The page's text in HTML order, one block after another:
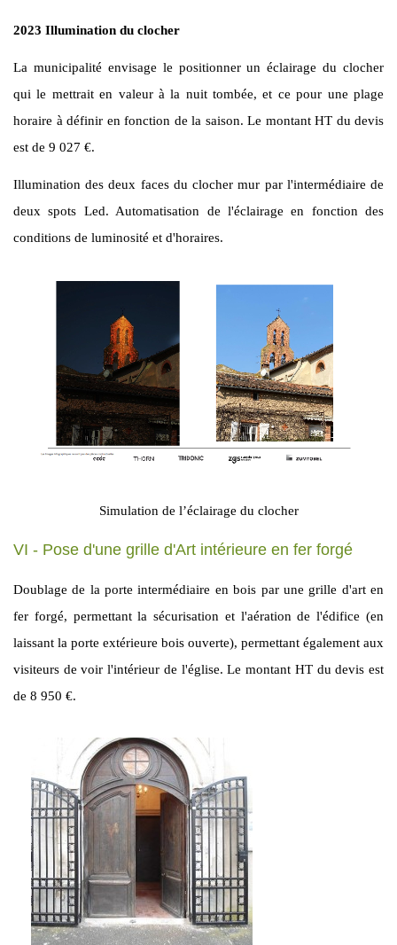
2023 Illumination du clocher
La municipalité envisage le positionner un éclairage du clocher
qui le mettrait en valeur à la nuit tombée, et ce pour une plage
horaire à définir en fonction de la saison. Le montant HT du devis
est de 9 027 €.
Illumination des deux faces du clocher mur par l'intermédiaire de
deux spots Led. Automatisation de l'éclairage en fonction des
conditions de luminosité et d'horaires.
Simulation de l’éclairage du clocher
VI - Pose d'une grille d'Art intérieure en fer forgé
Doublage de la porte intermédiaire en bois par une grille d'art en
fer forgé, permettant la sécurisation et l'aération de l'édifice (en
laissant la porte extérieure bois ouverte), permettant également aux
visiteurs de voir l'intérieur de l'église. Le montant HT du devis est
de 8 950 €.